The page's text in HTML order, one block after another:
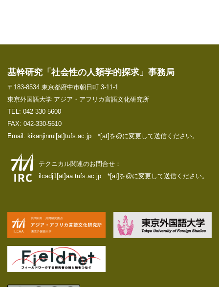
基幹研究「社会性の人類学的探求」事務局
〒183-8534 東京都府中市朝日町 3-11-1
東京外国語大学 アジア・アフリカ言語文化研究所
TEL: 042-330-5600
FAX: 042-330-5610
Email: kikanjinrui[at]tufs.ac.jp *[at]を@に変更して送信ください。
テクニカル関連のお問合せ：
ilcadj1[at]aa.tufs.ac.jp *[at]を@に変更して送信ください。